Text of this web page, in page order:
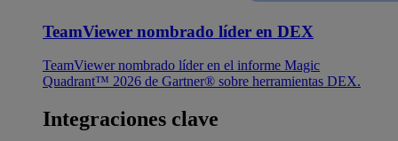
TeamViewer nombrado líder en DEX
TeamViewer nombrado líder en el informe Magic
Quadrant™ 2026 de Gartner® sobre herramientas DEX.
Integraciones clave